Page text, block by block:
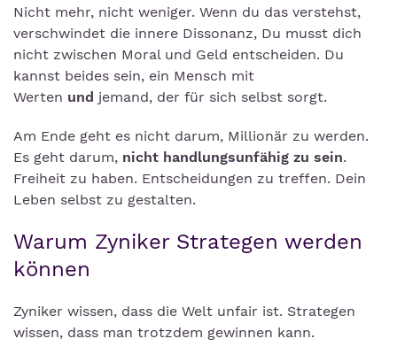
Nicht mehr, nicht weniger. Wenn du das verstehst,
verschwindet die innere Dissonanz, Du musst dich
nicht zwischen Moral und Geld entscheiden. Du
kannst beides sein, ein Mensch mit
Werten und jemand, der für sich selbst sorgt.
Am Ende geht es nicht darum, Millionär zu werden.
Es geht darum, nicht handlungsunfähig zu sein.
Freiheit zu haben. Entscheidungen zu treffen. Dein
Leben selbst zu gestalten.
Warum Zyniker Strategen werden
können
Zyniker wissen, dass die Welt unfair ist. Strategen
wissen, dass man trotzdem gewinnen kann.